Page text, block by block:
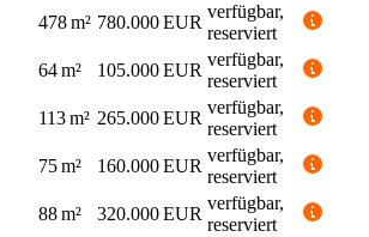
478 m² 780.000 EUR
verfügbar,
reserviert
64 m² 105.000 EUR
verfügbar,
reserviert
113 m² 265.000 EUR
verfügbar,
reserviert
75 m² 160.000 EUR
verfügbar,
reserviert
88 m² 320.000 EUR
verfügbar,
reserviert